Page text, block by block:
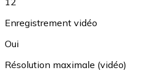
Enregistrement vidéo
Oui
Résolution maximale (vidéo)